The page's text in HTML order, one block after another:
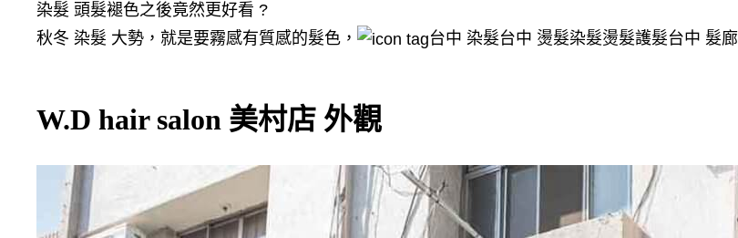
染髮 頭髮褪色之後竟然更好看 ?
秋冬 染髮 大勢，就是要霧感有質感的髮色，
台中 染髮台中 燙髮染髮燙髮護髮台中 髮廊
W.D hair salon 美村店 外觀